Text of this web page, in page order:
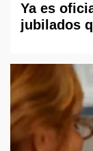
Ya es
jubilados